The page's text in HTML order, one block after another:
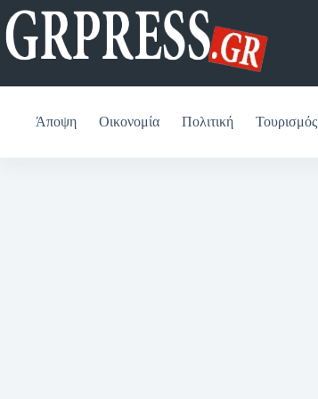
Μετάβαση
στο
περιεχόμενο
Άποψη Οικονομία Πολιτική Τουρισμός